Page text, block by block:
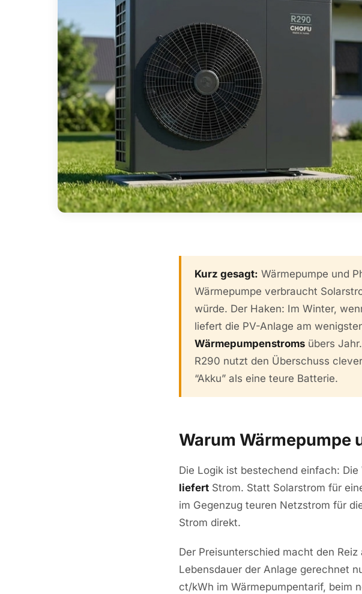
Kurz gesagt: Wärmepumpe und
Wärmepumpe verbraucht
würde. Der Haken: Im Winter,
liefert die PV-Anlage am
Wärmepumpenstroms übers
R290 nutzt den Überschuss
“Akku” als eine teure Batterie.
Warum Wärmepumpe
Die Logik ist bestechend einfach: Die
liefert Strom. Statt Solarstrom für
im Gegenzug teuren Netzstrom für
Strom direkt.
Der Preisunterschied macht den
Lebensdauer der Anlage gerechnet
ct/kWh im Wärmepumpentarif, beim